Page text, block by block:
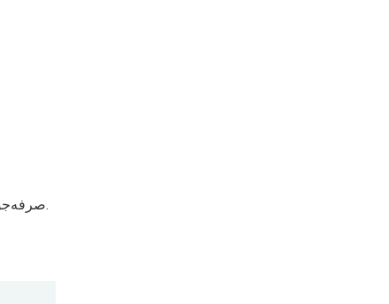
کاهش هزینه: سیستم هیدرولیک مصرف انرژی را به میزان 38% کاهش می‌دهد و سالانه تقریباً 2 میلیون RMB صرفه‌جویی می‌کند.